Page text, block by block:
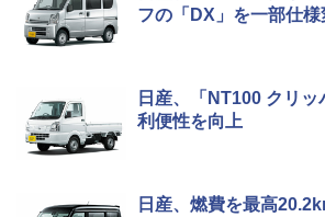
フの「DX」を一部仕様
日産、「NT100 クリッ
利便性を向上
日産、燃費を最高